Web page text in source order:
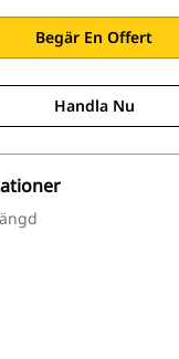
Begär En Offert
Handla Nu